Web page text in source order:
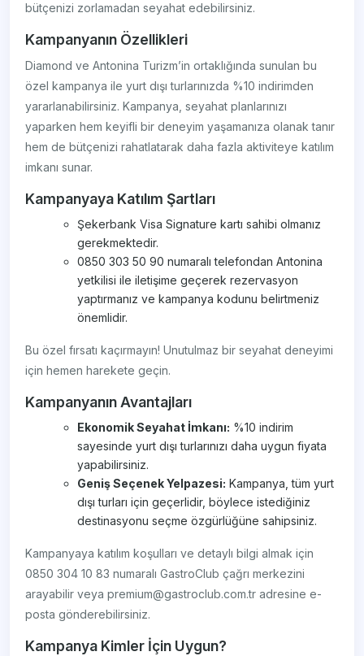
bütçenizi zorlamadan seyahat edebilirsiniz.
Kampanyanın Özellikleri
Diamond ve Antonina Turizm’in ortaklığında sunulan bu
özel kampanya ile yurt dışı turlarınızda %10 indirimden
yararlanabilirsiniz. Kampanya, seyahat planlarınızı
yaparken hem keyifli bir deneyim yaşamanıza olanak tanır
hem de bütçenizi rahatlatarak daha fazla aktiviteye katılım
imkanı sunar.
Kampanyaya Katılım Şartları
Şekerbank Visa Signature kartı sahibi olmanız
gerekmektedir.
0850 303 50 90 numaralı telefondan Antonina
yetkilisi ile iletişime geçerek rezervasyon
yaptırmanız ve kampanya kodunu belirtmeniz
önemlidir.
Bu özel fırsatı kaçırmayın! Unutulmaz bir seyahat deneyimi
için hemen harekete geçin.
Kampanyanın Avantajları
Ekonomik Seyahat İmkanı: %10 indirim
sayesinde yurt dışı turlarınızı daha uygun fiyata
yapabilirsiniz.
Geniş Seçenek Yelpazesi: Kampanya, tüm yurt
dışı turları için geçerlidir, böylece istediğiniz
destinasyonu seçme özgürlüğüne sahipsiniz.
Kampanyaya katılım koşulları ve detaylı bilgi almak için
0850 304 10 83 numaralı GastroClub çağrı merkezini
arayabilir veya premium@gastroclub.com.tr adresine e-
posta gönderebilirsiniz.
Kampanya Kimler İçin Uygun?